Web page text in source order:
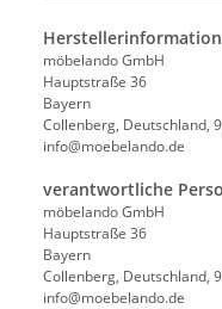
möbelando GmbH
Hauptstraße 36
Bayern
Collenberg, Deutschland,
info@moebelando.de
verantwortliche
möbelando GmbH
Hauptstraße 36
Bayern
Collenberg, Deutschland,
info@moebelando.de